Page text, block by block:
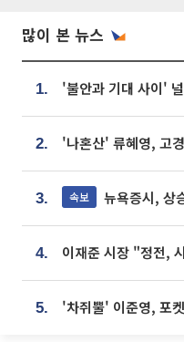
많이 본 뉴스
1.
2.
3. 속보 뉴욕증시,
4.
5.